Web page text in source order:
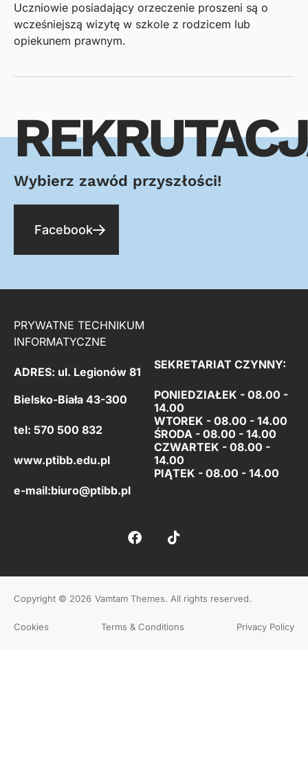
Uczniowie posiadający orzeczenie proszeni są o
wcześniejszą wizytę w szkole z rodzicem lub
opiekunem prawnym.
Wybierz zawód przyszłości!
Facebook
PRYWATNE TECHNIKUM
INFORMATYCZNE
ADRES: ul. Legionów 81
Bielsko-Biała 43-300
tel: 570 500 832
www.ptibb.edu.pl
e-mail:biuro@ptibb.pl
SEKRETARIAT CZYNNY:
PONIEDZIAŁEK - 08.00 -
14.00
WTOREK - 08.00 - 14.00
ŚRODA - 08.00 - 14.00
CZWARTEK - 08.00 -
14.00
PIĄTEK - 08.00 - 14.00
Copyright © 2026 Vamtam Themes. All rights reserved.
Cookies Terms & Conditions Privacy Policy